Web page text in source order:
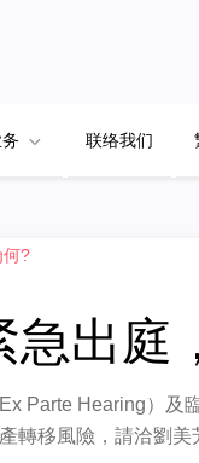
联络我们
急出庭
Parte Hearing）及
轉移風險，請洽劉美